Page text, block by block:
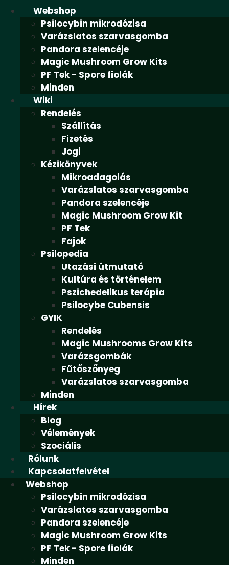
Webshop
Psilocybin mikrodózisa
Varázslatos szarvasgomba
Pandora szelencéje
Magic Mushroom Grow Kits
PF Tek - Spore fiolák
Minden
Wiki
Rendelés
Szállítás
Fizetés
Jogi
Kézikönyvek
Mikroadagolás
Varázslatos szarvasgomba
Pandora szelencéje
Magic Mushroom Grow Kit
PF Tek
Fajok
Psilopedia
Utazási útmutató
Kultúra és történelem
Pszichedelikus terápia
Psilocybe Cubensis
GYIK
Rendelés
Magic Mushrooms Grow Kits
Varázsgombák
Fűtőszőnyeg
Varázslatos szarvasgomba
Minden
Hírek
Blog
Vélemények
Szociális
Rólunk
Kapcsolatfelvétel
Webshop
Psilocybin mikrodózisa
Varázslatos szarvasgomba
Pandora szelencéje
Magic Mushroom Grow Kits
PF Tek - Spore fiolák
Minden